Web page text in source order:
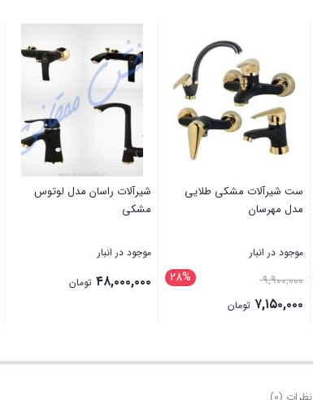
ست شیرآلات مشکی طلایی
مدل مهرسان
موجود در انبار
28% ۹,۹۰۰,۰۰۰
۷,۱۵۰,۰۰۰ تومان
شیرآلات راسان مدل لوتوس
مشکی
موجود در انبار
۴۸,۰۰۰,۰۰۰ تومان